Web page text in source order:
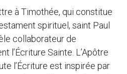
à Timothée, qui constitue
spirituel, saint Paul
collaborateur de
l’Écriture Sainte. L’Apôtre
l’Écriture est inspirée par